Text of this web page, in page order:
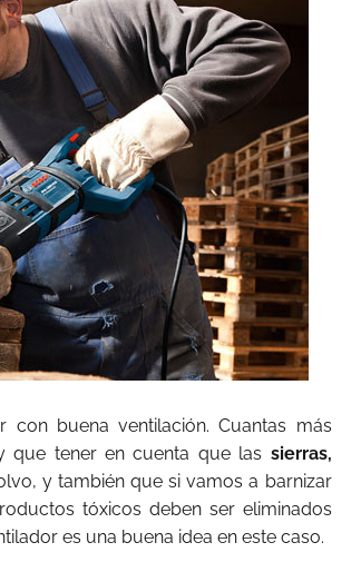
buena ventilación. Cuantas más
que tener en cuenta que las sierras,
y también que si vamos a barnizar
tóxicos deben ser eliminados
es una buena idea en este caso.